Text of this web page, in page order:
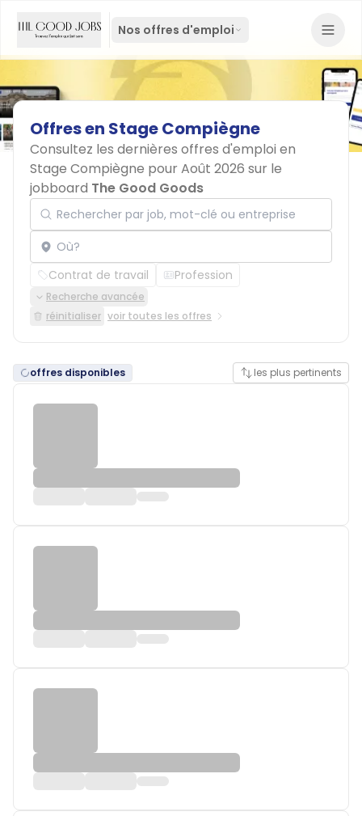
Nos offres d'emploi
Offresen StageCompiègne
Consultez les dernières offres d'emploi en
Stage Compiègne pour Août 2026 sur le
jobboard The Good Goods
Rechercher par job, mot-clé ou entreprise
Localisation
Contrat de travail Profession
Recherche avancée
réinitialiser voir toutes les offres
offres disponibles les plus pertinents